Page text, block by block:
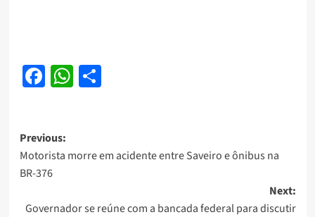
Facebook
WhatsApp
Share
Post
navigation
Previous:
Motorista morre em acidente entre Saveiro e ônibus na
BR-376
Next:
Governador se reúne com a bancada federal para discutir